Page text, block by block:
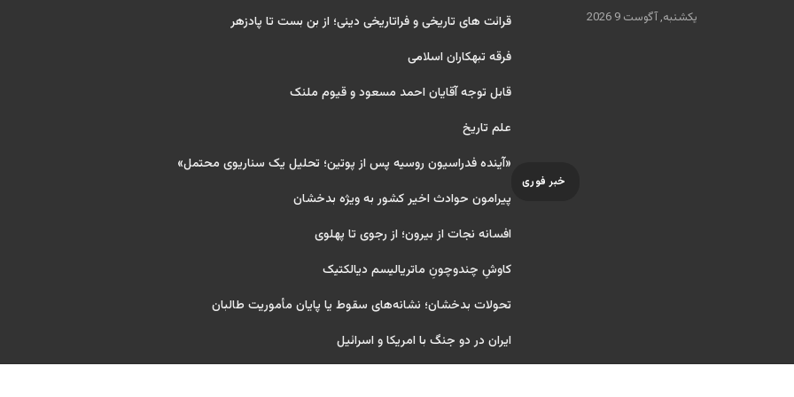
یکشنبه, آگوست 9 2026
خبر فوری
قرائت های تاریخی و فراتاریخی دینی؛ از بن بست تا پادزهر
فرقه تبهکاران اسلامی
قابل توجه آقایان احمد مسعود و قیوم ملنک
علم تاریخ
«آینده فدراسیون روسیه پس از پوتین؛ تحلیل یک سناریوی محتمل»
پیرامون حوادث اخیر کشور به ویژه بدخشان
افسانه نجات از بیرون؛ از رجوی تا پهلوی
کاوشِ چندو‌چونِ ماتریالیسم دیالکتیک
تحولات بدخشان؛ نشانه‌های سقوط یا پایان مأموریت طالبان
ایران در دو جنگ با امریکا و اسرائیل